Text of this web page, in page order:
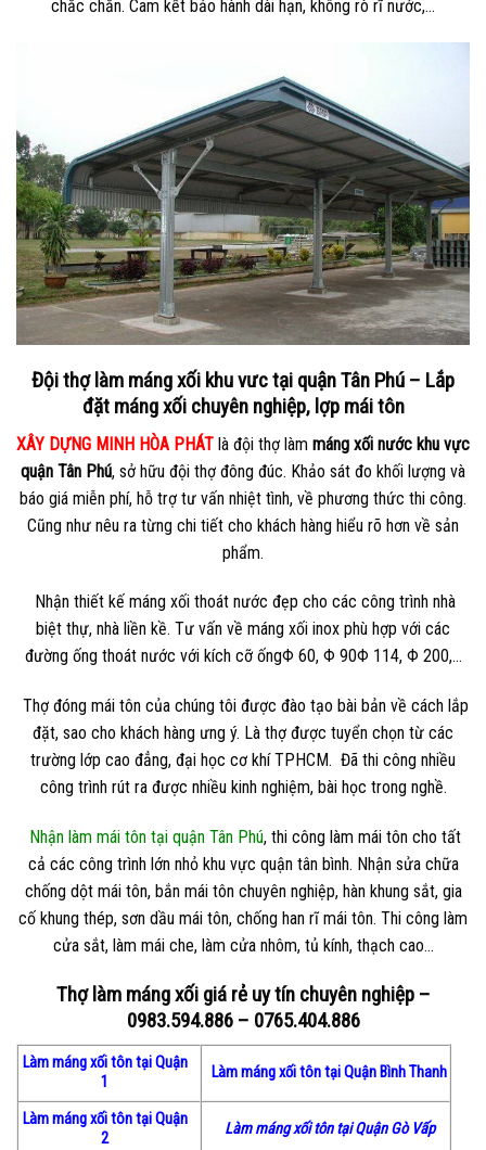
chắc chắn. Cam kết bảo hành dài hạn, không rò rĩ nước,…
Đội thợ làm máng xối khu vưc tại quận Tân Phú – Lắp
đặt máng xối chuyên nghiệp, lợp mái tôn
XÂY DỰNG MINH HÒA PHÁT là đội thợ làm máng xối nước khu vực
quận Tân Phú, sở hữu đội thợ đông đúc. Khảo sát đo khối lượng và
báo giá miễn phí, hỗ trợ tư vấn nhiệt tình, về phương thức thi công.
Cũng như nêu ra từng chi tiết cho khách hàng hiểu rõ hơn về sản
phẩm.
Nhận thiết kế máng xối thoát nước đẹp cho các công trình nhà
biệt thự, nhà liền kề. Tư vấn về máng xối inox phù hợp với các
đường ống thoát nước với kích cỡ ốngΦ 60, Φ 90Φ 114, Φ 200,…
Thợ đóng mái tôn của chúng tôi được đào tạo bài bản về cách lắp
đặt, sao cho khách hàng ưng ý. Là thợ được tuyển chọn từ các
trường lớp cao đẳng, đại học cơ khí TPHCM. Đã thi công nhiều
công trình rút ra được nhiều kinh nghiệm, bài học trong nghề.
Nhận làm mái tôn tại quận Tân Phú, thi công làm mái tôn cho tất
cả các công trình lớn nhỏ khu vực quận tân bình. Nhận sửa chữa
chống dột mái tôn, bắn mái tôn chuyên nghiệp, hàn khung sắt, gia
cố khung thép, sơn dầu mái tôn, chống han rĩ mái tôn. Thi công làm
cửa sắt, làm mái che, làm cửa nhôm, tủ kính, thạch cao…
Thợ làm máng xối giá rẻ uy tín chuyên nghiệp –
0983.594.886 – 0765.404.886
Làm máng xối tôn tại Quận
1
Làm máng xối tôn tại Quận Bình Thanh
Làm máng xối tôn tại Quận
2
Làm máng xối tôn tại Quận Gò Vấp